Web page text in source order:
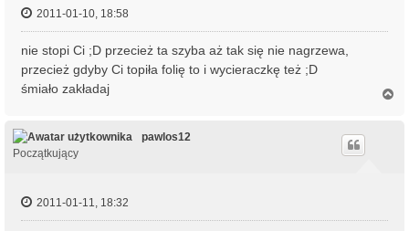
2011-01-10, 18:58
nie stopi Ci ;D przecież ta szyba aż tak się nie nagrzewa,
przecież gdyby Ci topiła folię to i wycieraczkę też ;D
śmiało zakładaj
pawlos12
Początkujący
2011-01-11, 18:32